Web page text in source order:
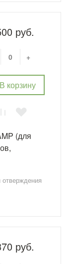
руб.
+
В корзину
(для
руб.